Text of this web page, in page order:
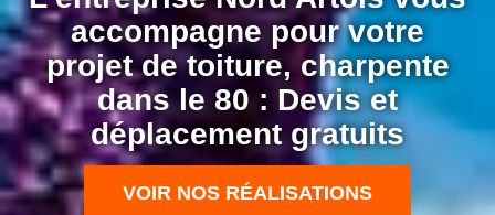
accompagne pour votre
projet de toiture, charpente
dans le 80 : Devis et
déplacement gratuits
VOIR NOS RÉALISATIONS